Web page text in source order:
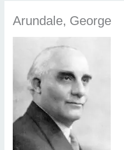
Arundale, George